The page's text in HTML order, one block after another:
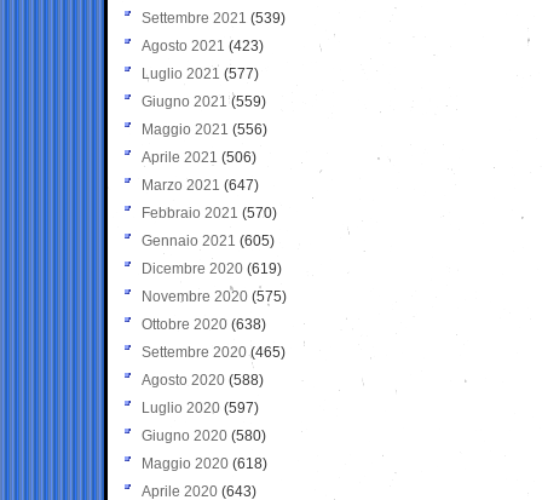
Settembre 2021 (539)
Agosto 2021 (423)
Luglio 2021 (577)
Giugno 2021(559)
Maggio 2021 (556)
Aprile 2021 (506)
Marzo 2021 (647)
Febbraio 2021 (570)
Gennaio 2021 (605)
Dicembre 2020 (619)
Novembre 2020 (575)
Ottobre 2020 (638)
Settembre 2020(465)
Agosto 2020 (588)
Luglio 2020 (597)
Giugno 2020 (580)
Maggio 2020 (618)
Aprile 2020 (643)